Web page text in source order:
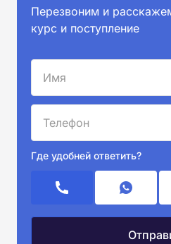
Перезвоним и
курс и поступление
Где удобней ответить?